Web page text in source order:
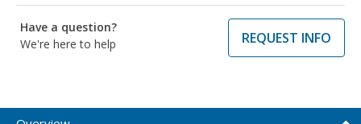
Have a question?
We're here to help
REQUEST INFO